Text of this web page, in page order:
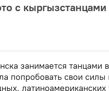
с
занимается танцами
попробовать свои силы
латиноамериканских